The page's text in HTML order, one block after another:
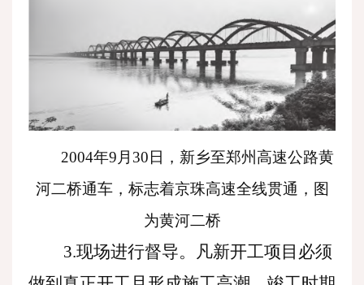
2004年9月30日，新乡至郑州高速公路黄
河二桥通车，标志着京珠高速全线贯通，图
为黄河二桥
3.现场进行督导。凡新开工项目必须